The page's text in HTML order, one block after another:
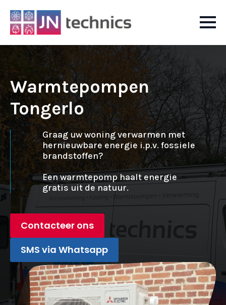
Warmtepompen
Tongerlo
Graag uw woning verwarmen met
hernieuwbare energie i.p.v. fossiele
brandstoffen?
Een warmtepomp haalt energie
gratis uit de natuur.
Contacteer ons
SMS via Whatsapp